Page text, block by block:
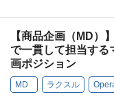
【商品企画（MD）
で一貫して担当する
画ポジション
MD ラクスル